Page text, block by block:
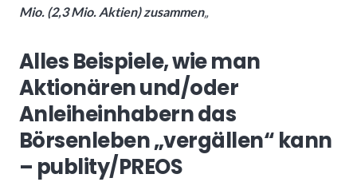
Mio. (2,3 Mio. Aktien) zusammen„
Alles Beispiele, wie man
Aktionären und/oder
Anleiheinhabern das
Börsenleben „vergällen“ kann
– publity/PREOS